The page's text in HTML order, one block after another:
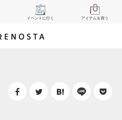
イベント に行く アイテムを買う